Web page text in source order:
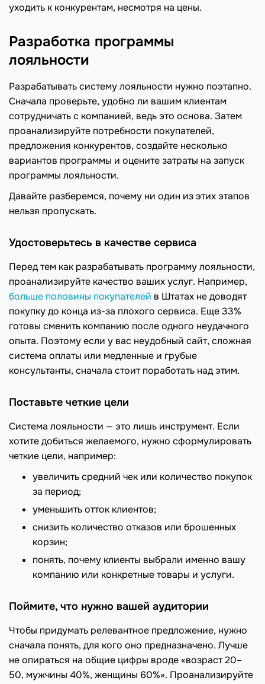
уходить к конкурентам, несмотря на цены.
Разработка программы
лояльности
Разрабатывать систему лояльности нужно поэтапно.
Сначала проверьте, удобно ли вашим клиентам
сотрудничать с компанией, ведь это основа. Затем
проанализируйте потребности покупателей,
предложения конкурентов, создайте несколько
вариантов программы и оцените затраты на запуск
программы лояльности.
Давайте разберемся, почему ни один из этих этапов
нельзя пропускать.
Удостоверьтесь в качестве сервиса
Перед тем как разрабатывать программу лояльности,
проанализируйте качество ваших услуг. Например,
больше половины покупателей в Штатах не доводят
покупку до конца из-за плохого сервиса. Еще 33%
готовы сменить компанию после одного неудачного
опыта. Поэтому если у вас неудобный сайт, сложная
система оплаты или медленные и грубые
консультанты, сначала стоит поработать над этим.
Поставьте четкие цели
Система лояльности — это лишь инструмент. Если
хотите добиться желаемого, нужно сформулировать
четкие цели, например:
увеличить средний чек или количество покупок
за период;
уменьшить отток клиентов;
снизить количество отказов или брошенных
корзин;
понять, почему клиенты выбрали именно вашу
компанию или конкретные товары и услуги.
Поймите, что нужно вашей аудитории
Чтобы придумать релевантное предложение, нужно
сначала понять, для кого оно предназначено. Лучше
не опираться на общие цифры вроде «возраст 20–
50, мужчины 40%, женщины 60%». Проанализируйте